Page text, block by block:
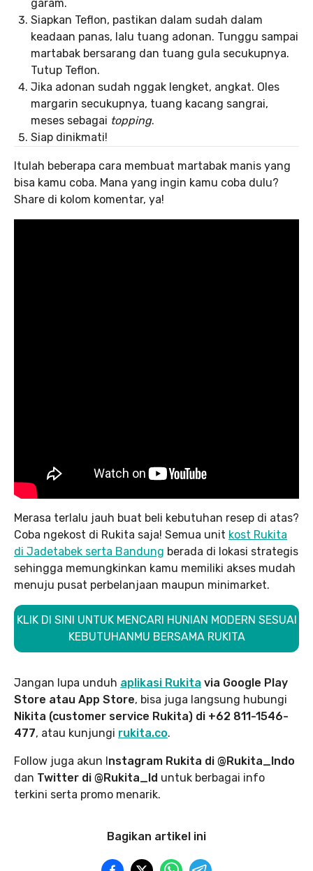
garam.
Siapkan Teflon, pastikan dalam sudah dalam
keadaan panas, lalu tuang adonan. Tunggu sampai
martabak bersarang dan tuang gula secukupnya.
Tutup Teflon.
Jika adonan sudah nggak lengket, angkat. Oles
margarin secukupnya, tuang kacang sangrai,
meses sebagai topping.
Siap dinikmati!
Itulah beberapa cara membuat martabak manis yang
bisa kamu coba. Mana yang ingin kamu coba dulu?
Share di kolom komentar, ya!
Merasa terlalu jauh buat beli kebutuhan resep di atas?
Coba ngekost di Rukita saja! Semua unit kost Rukita
di Jadetabek serta Bandung berada di lokasi strategis
sehingga memungkinkan kamu memiliki akses mudah
menuju pusat perbelanjaan maupun minimarket.
KLIK DI SINI UNTUK MENCARI HUNIAN MODERN SESUAI
KEBUTUHANMU BERSAMA RUKITA
Jangan lupa unduh aplikasi Rukita via Google Play
Store atau App Store, bisa juga langsung hubungi
Nikita (customer service Rukita) di +62 811-1546-
477, atau kunjungi rukita.co.
Follow juga akun Instagram Rukita di @Rukita_Indo
dan Twitter di @Rukita_Id untuk berbagai info
terkini serta promo menarik.
Bagikan artikel ini